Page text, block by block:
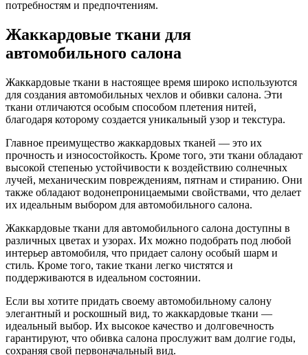
потребностям и предпочтениям.
Жаккардовые ткани для
автомобильного салона
Жаккардовые ткани в настоящее время широко используются
для создания автомобильных чехлов и обивки салона. Эти
ткани отличаются особым способом плетения нитей,
благодаря которому создается уникальный узор и текстура.
Главное преимущество жаккардовых тканей — это их
прочность и износостойкость. Кроме того, эти ткани обладают
высокой степенью устойчивости к воздействию солнечных
лучей, механическим повреждениям, пятнам и стиранию. Они
также обладают водонепроницаемыми свойствами, что делает
их идеальным выбором для автомобильного салона.
Жаккардовые ткани для автомобильного салона доступны в
различных цветах и узорах. Их можно подобрать под любой
интерьер автомобиля, что придает салону особый шарм и
стиль. Кроме того, такие ткани легко чистятся и
поддерживаются в идеальном состоянии.
Если вы хотите придать своему автомобильному салону
элегантный и роскошный вид, то жаккардовые ткани —
идеальный выбор. Их высокое качество и долговечность
гарантируют, что обивка салона прослужит вам долгие годы,
сохраняя свой первоначальный вид.